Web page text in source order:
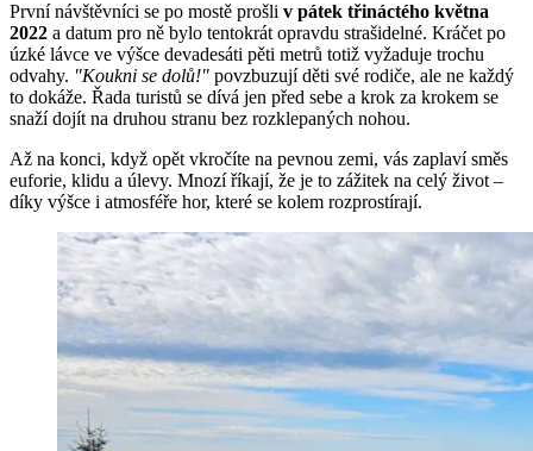
První návštěvníci se po mostě prošli v pátek třináctého května
2022 a datum pro ně bylo tentokrát opravdu strašidelné. Kráčet po
úzké lávce ve výšce devadesáti pěti metrů totiž vyžaduje trochu
odvahy. "Koukni se dolů!" povzbuzují děti své rodiče, ale ne každý
to dokáže. Řada turistů se dívá jen před sebe a krok za krokem se
snaží dojít na druhou stranu bez rozklepaných nohou.
Až na konci, když opět vkročíte na pevnou zemi, vás zaplaví směs
euforie, klidu a úlevy. Mnozí říkají, že je to zážitek na celý život –
díky výšce i atmosféře hor, které se kolem rozprostírají.